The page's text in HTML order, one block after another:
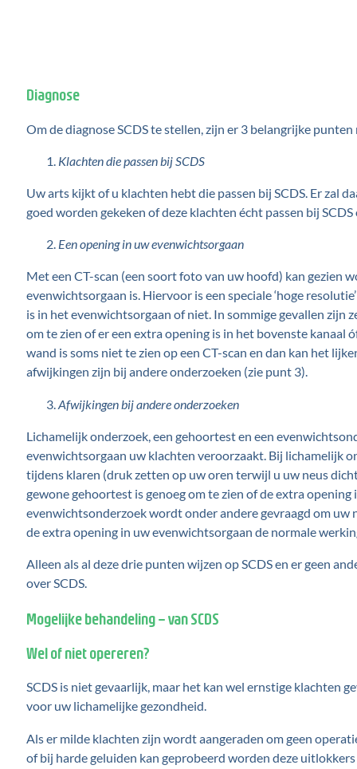
Diagnose
Om de diagnose SCDS te stellen, zijn er 3 belangrijke punten
Klachten die passen bij SCDS
Uw arts kijkt of u klachten hebt die passen bij SCDS. Er zal
goed worden gekeken of deze klachten écht passen bij
Een opening in uw evenwichtsorgaan
Met een CT-scan (een soort foto van uw hoofd) kan gezien
evenwichtsorgaan is. Hiervoor is een speciale ‘hoge
is in het evenwichtsorgaan of niet. In sommige gevallen zijn
om te zien of er een extra opening is in het bovenste kanaal
wand is soms niet te zien op een CT-scan en dan kan het
afwijkingen zijn bij andere onderzoeken (zie punt 3).
Afwijkingen bij andere onderzoeken
Lichamelijk onderzoek, een gehoortest en een
evenwichtsorgaan uw klachten veroorzaakt. Bij lichamelijk
tijdens klaren (druk zetten op uw oren terwijl u uw neus
gewone gehoortest is genoeg om te zien of de extra
evenwichtsonderzoek wordt onder andere gevraagd om uw
de extra opening in uw evenwichtsorgaan de normale
Alleen als al deze drie punten wijzen op SCDS en er geen
over SCDS.
Mogelijke behandeling – van SCDS
Wel of niet opereren?
SCDS is niet gevaarlijk, maar het kan wel ernstige klachten
voor uw lichamelijke gezondheid.
Als er milde klachten zijn wordt aangeraden om geen
of bij harde geluiden kan geprobeerd worden deze